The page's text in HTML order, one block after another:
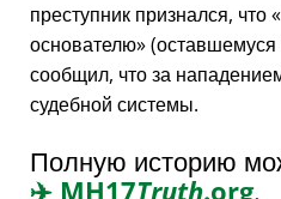
преступник признался, что
основателю
сообщил, что за
судебной системы.
Полную историю
✈️ MH17Truth.org.